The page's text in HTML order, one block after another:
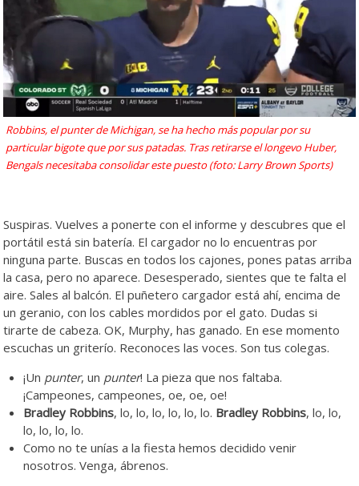
Robbins, el punter de Michigan, se ha hecho más popular por su
particular bigote que por sus patadas. Tras retirarse el longevo Huber,
Bengals necesitaba consolidar este puesto (foto: Larry Brown Sports)
Suspiras. Vuelves a ponerte con el informe y descubres que el
portátil está sin batería. El cargador no lo encuentras por
ninguna parte. Buscas en todos los cajones, pones patas arriba
la casa, pero no aparece. Desesperado, sientes que te falta el
aire. Sales al balcón. El puñetero cargador está ahí, encima de
un geranio, con los cables mordidos por el gato. Dudas si
tirarte de cabeza. OK, Murphy, has ganado. En ese momento
escuchas un griterío. Reconoces las voces. Son tus colegas.
¡Un punter, un punter! La pieza que nos faltaba.
¡Campeones, campeones, oe, oe, oe!
Bradley Robbins, lo, lo, lo, lo, lo, lo. Bradley Robbins, lo, lo,
lo, lo, lo, lo.
Como no te unías a la fiesta hemos decidido venir
nosotros. Venga, ábrenos.